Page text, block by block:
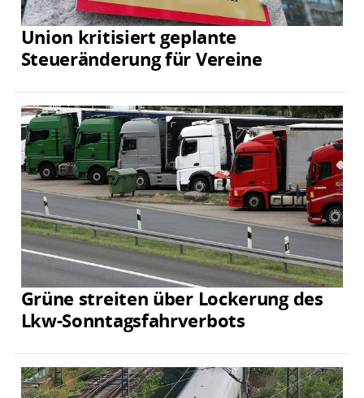
Union kritisiert geplante
Steueränderung für Vereine
Grüne streiten über Lockerung des
Lkw-Sonntagsfahrverbots